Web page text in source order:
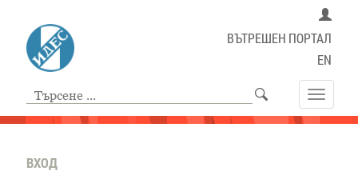
ВЪТРЕШЕН ПОРТАЛ
EN
Toggle
ВХОД